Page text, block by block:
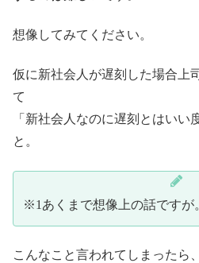
想像してみてください。
仮に新社会人が遅刻した場合上
て
「新社会人なのに遅刻とはいい
と。
※1あくまで想像上の話ですが
こんなこと言われてしまったら、